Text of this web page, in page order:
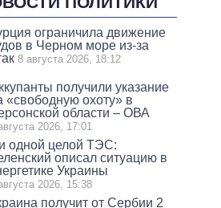
ограничила движение
в Черном море из-за
8 августа 2026, 18:12
получили указание
«свободную охоту» в
области – ОВА
2026, 17:01
одной целой ТЭС:
описал ситуацию в
Украины
2026, 15:38
получит от Сербии 2